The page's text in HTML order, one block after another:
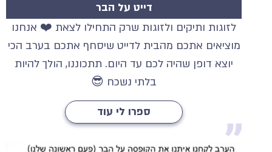
דייט על הבר
לזוגות ותיקים ולזוגות שרק התחילו לצאת ❤️ אנחנו
מוציאים אתכם מהבית לדייט שיסחף אתכם בערב הכי
יוצא דופן שהיה לכם עד היום. תתכוננו, הולך להיות
בלתי נשכח 😎
ספרו לי עוד